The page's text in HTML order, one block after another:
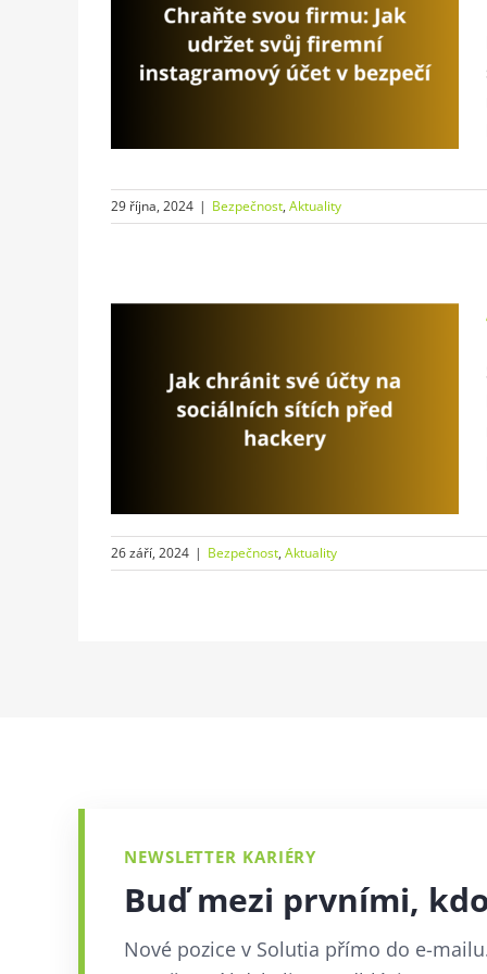
29 října, 2024 | Bezpečnost, Aktuality
26 září, 2024 | Bezpečnost, Aktuality
NEWSLETTER KARIÉRY
Buď mezi prvními,
Nové pozice v Solutia přímo do e-